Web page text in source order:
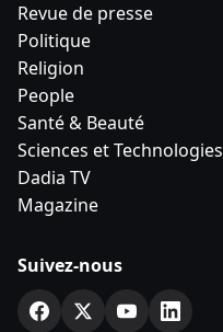
Revue de presse
Politique
Religion
People
Santé & Beauté
Sciences et Technologies
Dadia TV
Magazine
Suivez-nous